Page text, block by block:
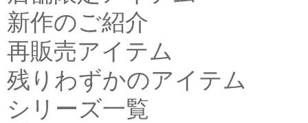
新作のご紹介
再販売アイテム
残りわずかのアイテム
シリーズ一覧